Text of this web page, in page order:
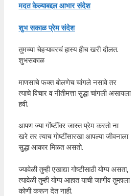
मदत केल्याबद्दल आभार संदेश
शुभ सकाळ प्रेम संदेश
तुमच्या चेहऱ्यावरचं हास्य हीच खरी दौलत.
शुभसकाळ
माणसाचे फक्त बोलणेच चांगले नसावे तर
त्याचे विचार व नीतीमत्ता सुद्धा चांगली असायला
हवी.
आपण ज्या गोंष्टींवर जास्त प्रेम करतो ना
खरे तर त्याच गोष्टींसारखा आपल्या जीवनाला
सुद्धा आकार मिळत असतो.
ज्यावेळी तुम्ही एखाद्या गोष्टीसाठी योग्य असता,
त्यावेळी तुम्ही योग्य आहात याची जाणीव तुम्हाला
कोणी करून देत नाही.